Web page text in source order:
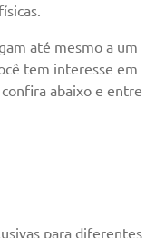
até mesmo a um
tem interesse em
abaixo e entre
para diferentes